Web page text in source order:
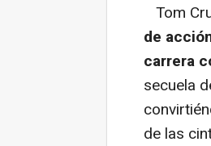
Tom
de
carrera
secuela
de las